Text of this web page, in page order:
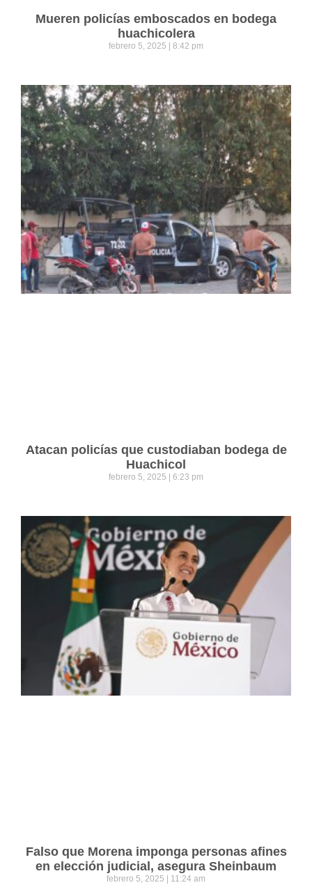
Mueren policías emboscados en bodega
huachicolera
febrero 5, 2025 8:42 pm
Atacan policías que custodiaban bodega de
Huachicol
febrero 5, 2025 6:23 pm
Falso que Morena imponga personas afines
en elección judicial, asegura Sheinbaum
febrero 5, 2025 11:24 am